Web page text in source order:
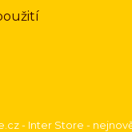
- Inter Store -